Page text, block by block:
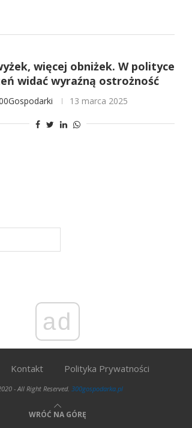
więcej obniżek. W polityce
widać wyraźną ostrożność
13 marca 2025
ad
Kontakt Polityka Prywatności
- All Right Reserved. 300gospodarka.pl
WRÓĆ NA GÓRĘ